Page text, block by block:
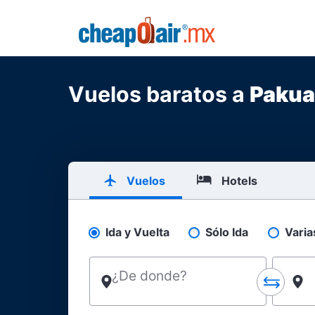
Vuelos baratos a
Vuelos Hotels
Pick your flight type
Ida y Vuelta Sólo Ida
¿De donde?